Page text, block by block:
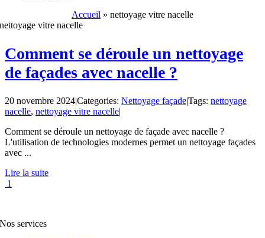
Accueil » nettoyage vitre nacelle
nettoyage vitre nacelle
Comment se déroule un nettoyage
de façades avec nacelle ?
20 novembre 2024Categories: Nettoyage façadeTags: nettoyage
nacelle, nettoyage vitre nacelle
Comment se déroule un nettoyage de façade avec nacelle ?
L'utilisation de technologies modernes permet un nettoyage façades
avec ...
Lire la suite
1
Nos services